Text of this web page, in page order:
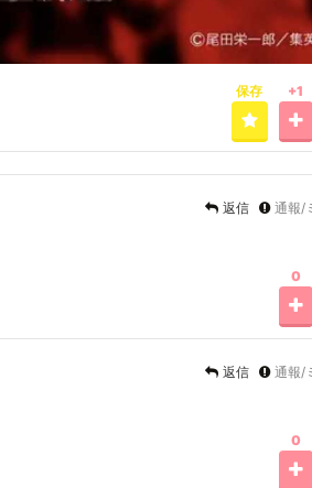
保存 +1
返信 通報/
0
返信 通報/
0